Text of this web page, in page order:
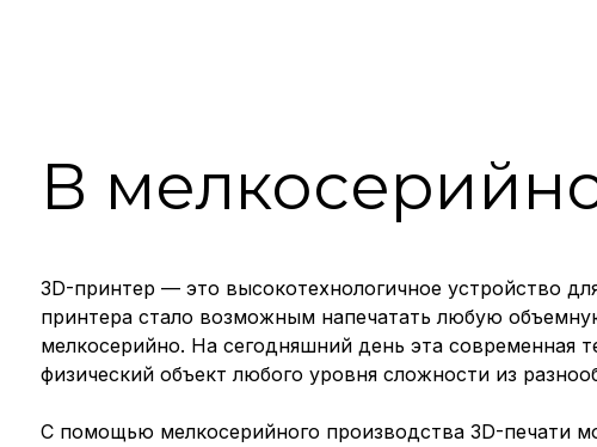
В
3D-принтер — это высокотехнологичное устройство
принтера стало возможным напечатать любую
мелкосерийно. На сегодняшний день эта современная
физический объект любого уровня сложности из
С помощью мелкосерийного производства 3D-печати